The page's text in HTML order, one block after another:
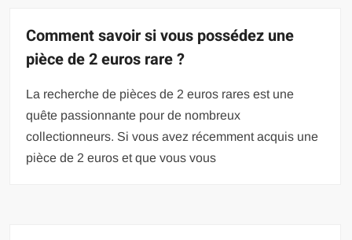
Comment savoir si vous possédez une
pièce de 2 euros rare ?
La recherche de pièces de 2 euros rares est une
quête passionnante pour de nombreux
collectionneurs. Si vous avez récemment acquis une
pièce de 2 euros et que vous vous